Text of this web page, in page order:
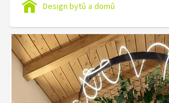
Design bytů a domů